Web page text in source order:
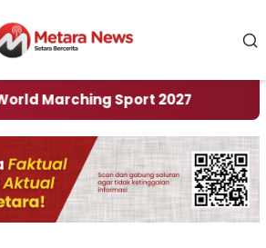
Marching Sport 2027